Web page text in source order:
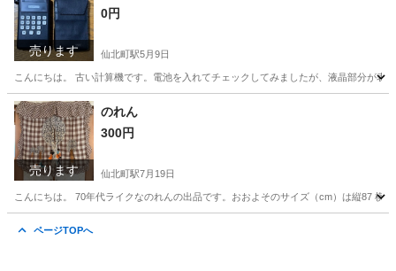
売ります
0円
仙北町駅5月9日
こんにちは。 古い計算機です。電池を入れてチェックしてみましたが、液晶部分が
岩手 盛岡市 仙北町駅
売ります
のれん
300円
仙北町駅7月19日
こんにちは。 70年代ライクなのれんの出品です。おおよそのサイズ（cm）は縦87
ページTOPへ